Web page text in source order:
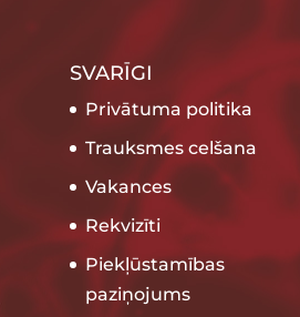
SVARĪGI
Privātuma politika
Trauksmes celšana
Vakances
Rekvizīti
Piekļūstamības
paziņojums